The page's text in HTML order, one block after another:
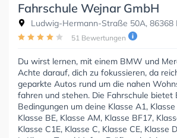
Fahrschule Wejnar GmbH
Ludwig-Hermann-Straße 50A, 86368
51 Bewertungen
Du wirst lernen, mit einem BMW und
Achte darauf, dich zu fokussieren, da
geparkte Autos rund um die nahen
fahren und stehen. Die Fahrschule bietet
Bedingungen um deine Klasse A1,
Klasse BE, Klasse AM, Klasse BF17,
Klasse C1E, Klasse C, Klasse CE, Klasse